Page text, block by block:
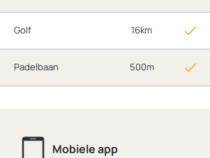
Golf 16km
Padelbaan 500m
Mobiele app